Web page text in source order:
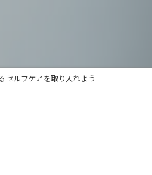
セルフケアを取り入れよう